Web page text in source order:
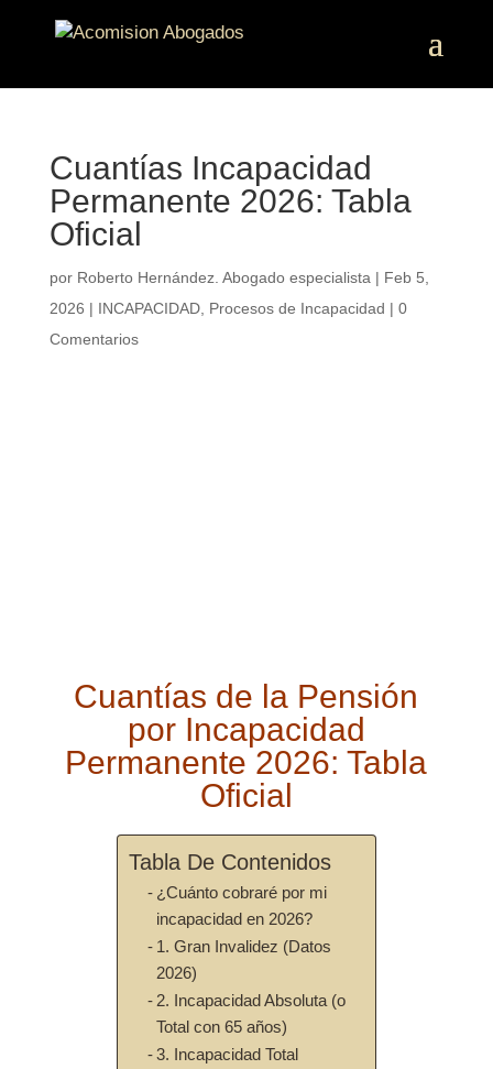
Cuantías Incapacidad
Permanente 2026: Tabla
Oficial
por Roberto Hernández. Abogado especialista | Feb 5,
2026 | INCAPACIDAD, Procesos de Incapacidad | 0
Comentarios
Cuantías de la Pensión
por Incapacidad
Permanente 2026: Tabla
Oficial
Tabla De Contenidos
¿Cuánto cobraré por mi
incapacidad en 2026?
1. Gran Invalidez (Datos
2026)
2. Incapacidad Absoluta (o
Total con 65 años)
3. Incapacidad Total